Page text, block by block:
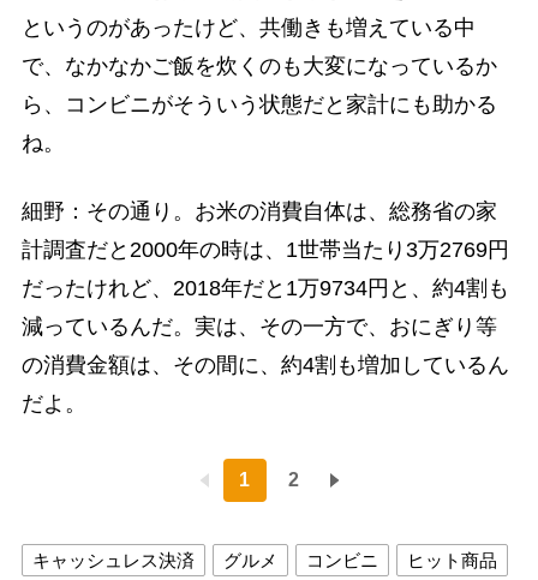
というのがあったけど、共働きも増えている中
で、なかなかご飯を炊くのも大変になっているか
ら、コンビニがそういう状態だと家計にも助かる
ね。
細野：その通り。お米の消費自体は、総務省の家
計調査だと2000年の時は、1世帯当たり3万2769円
だったけれど、2018年だと1万9734円と、約4割も
減っているんだ。実は、その一方で、おにぎり等
の消費金額は、その間に、約4割も増加しているん
だよ。
1 2
キャッシュレス決済 グルメ コンビニ
ヒット商品